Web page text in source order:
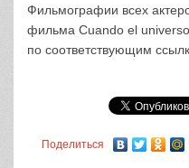
Фильмографии всех
фильма Cuando el
по соответствующим
Поделиться